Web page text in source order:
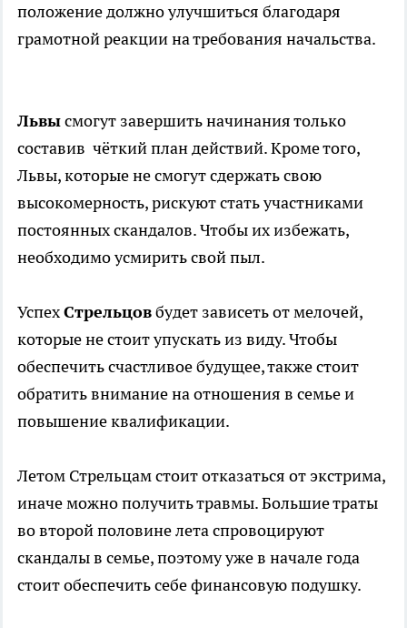
положение должно улучшиться благодаря
грамотной реакции на требования начальства.
Львысмогут завершить начинания только
составив чёткий план действий. Кроме того,
Львы, которые не смогут сдержать свою
высокомерность, рискуют стать участниками
постоянных скандалов. Чтобы их избежать,
необходимо усмирить свой пыл.
УспехСтрельцовбудет зависеть от мелочей,
которые не стоит упускать из виду. Чтобы
обеспечить счастливое будущее, также стоит
обратить внимание на отношения в семье и
повышение квалификации.
Летом Стрельцам стоит отказаться от экстрима,
иначе можно получить травмы. Большие траты
во второй половине лета спровоцируют
скандалы в семье, поэтому уже в начале года
стоит обеспечить себе финансовую подушку.